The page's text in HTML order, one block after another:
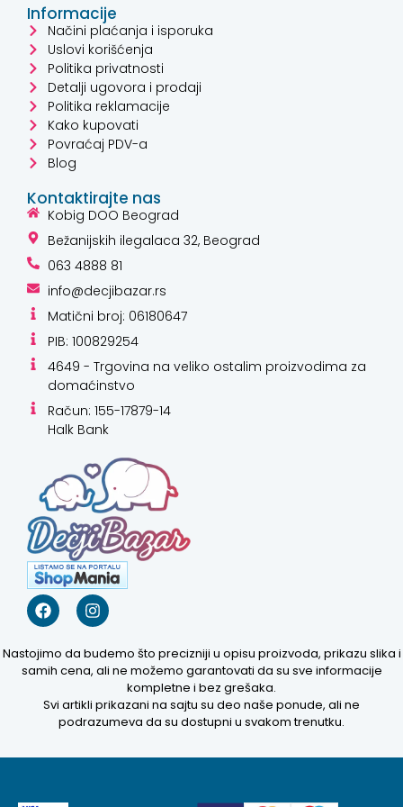
Informacije
Načini plaćanja i isporuka
Uslovi korišćenja
Politika privatnosti
Detalji ugovora i prodaji
Politika reklamacije
Kako kupovati
Povraćaj PDV-a
Blog
Kontaktirajte nas
Kobig DOO Beograd
Bežanijskih ilegalaca 32, Beograd
063 4888 81
info@decjibazar.rs
Matični broj: 06180647
PIB: 100829254
4649 - Trgovina na veliko ostalim proizvodima za
domaćinstvo
Račun: 155-17879-14
Halk Bank
Nastojimo da budemo što precizniji u opisu proizvoda, prikazu slika i
samih cena, ali ne možemo garantovati da su sve informacije
kompletne i bez grešaka.
Svi artikli prikazani na sajtu su deo naše ponude, ali ne
podrazumeva da su dostupni u svakom trenutku.
pomognem?